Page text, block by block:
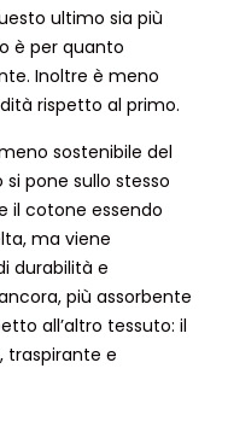
ultimo sia più
è per quanto
Inoltre è meno
rispetto al primo.
sostenibile del
pone sullo stesso
il cotone essendo
ma viene
durabilità e
più assorbente
all’altro tessuto: il
traspirante e